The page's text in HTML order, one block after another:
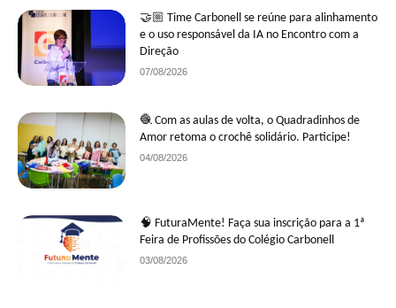
🤝🏼 Time Carbonell se reúne para alinhamento
e o uso responsável da IA no Encontro com a
Direção
07/08/2026
🧶 Com as aulas de volta, o Quadradinhos de
Amor retoma o crochê solidário. Participe!
04/08/2026
🧠 FuturaMente! Faça sua inscrição para a 1ª
Feira de Profissões do Colégio Carbonell
03/08/2026